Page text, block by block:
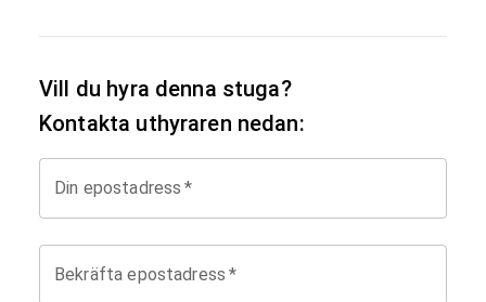
Vill du hyra denna stuga?
Kontakta uthyraren nedan:
Din epostadress *
Bekräfta epostadress *